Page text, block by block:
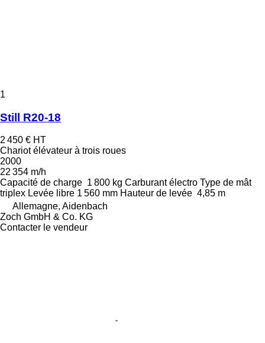
1
Still R20-18
2 450 € HT
Chariot élévateur à trois roues
2000
22 354 m/h
Capacité de charge 1 800 kg Carburant électro Type de mât
triplex Levée libre 1 560 mm Hauteur de levée 4,85 m
Allemagne, Aidenbach
Zoch GmbH & Co. KG
Contacter le vendeur